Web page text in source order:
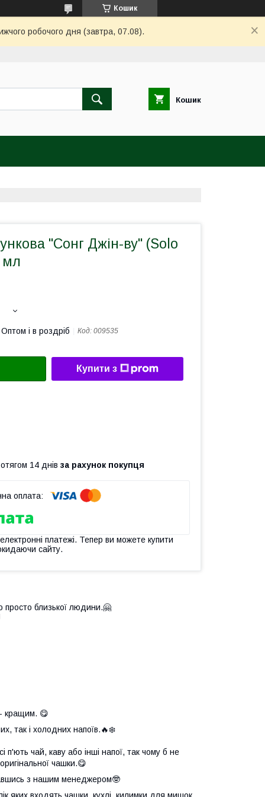
Кошик
робочого дня (завтра, 07.08).
Кошик
"Сонг Джін-ву" (Solo
мл
Оптом і в роздріб Код: 009535
Купити з
14 днів за рахунок покупця
платежі. Тепер ви можете купити
сайту.
близької людини.🤗
кращим. 😋
так і холодних напоїв.🔥❄️
чай, каву або інші напої, так чому б не
чашки.😋
з нашим менеджером🤓
яких входять чашки, кухлі, килимки для мишок,